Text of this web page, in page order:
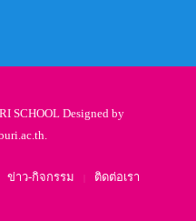
SCHOOL Designed by
.
ข่าว-กิจกรรม ติดต่อเรา